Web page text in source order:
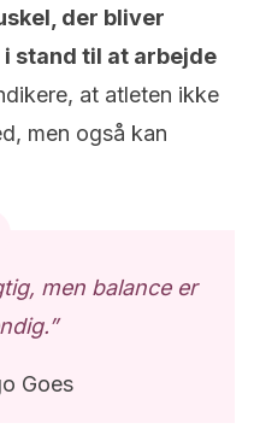
der bliver
stand til at arbejde
at atleten ikke
men også kan
men balance er
Goes